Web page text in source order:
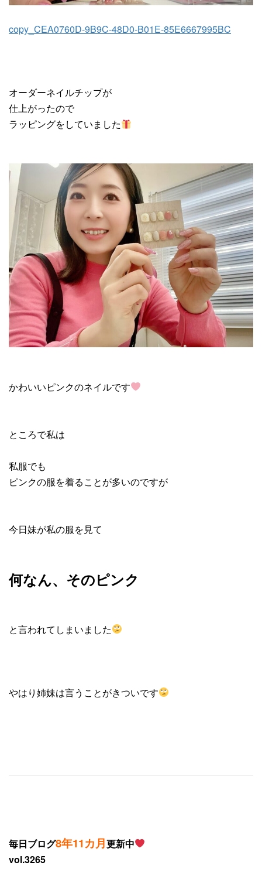
copy_CEA0760D-9B9C-48D0-B01E-85E6667995BC
オーダーネイルチップが
仕上がったので
ラッピングをしていました
かわいいピンクのネイルです
ところで私は
私服でも
ピンクの服を着ることが多いのですが
今日妹が私の服を見て
何なん、そのピンク
と言われてしまいました
やはり姉妹は言うことがきついです
毎日ブログ8年11カ月更新中
vol.3265